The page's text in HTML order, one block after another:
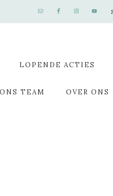
LOPENDE ACTIES
TEAM OVER ONS